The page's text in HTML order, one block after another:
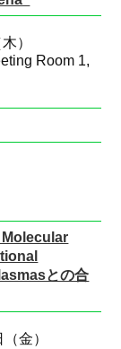
）
Room 1,
との合
金）